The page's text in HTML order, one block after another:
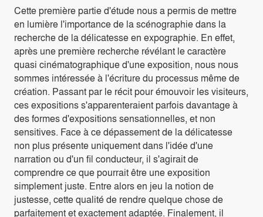
Cette première partie d'étude nous a permis de mettre
en lumière l'importance de la scénographie dans la
recherche de la délicatesse en expographie. En effet,
après une première recherche révélant le caractère
quasi cinématographique d'une exposition, nous nous
sommes intéressée à l'écriture du processus même de
création. Passant par le récit pour émouvoir les visiteurs,
ces expositions s'apparenteraient parfois davantage à
des formes d'expositions sensationnelles, et non
sensitives. Face à ce dépassement de la délicatesse
non plus présente uniquement dans l'idée d'une
narration ou d'un fil conducteur, il s'agirait de
comprendre ce que pourrait être une exposition
simplement juste. Entre alors en jeu la notion de
justesse, cette qualité de rendre quelque chose de
parfaitement et exactement adaptée. Finalement, il